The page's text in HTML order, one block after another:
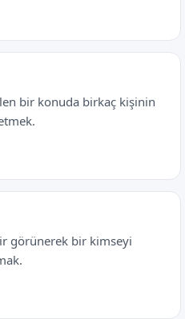
bir konuda birkaç kişinin
görünerek bir kimseyi